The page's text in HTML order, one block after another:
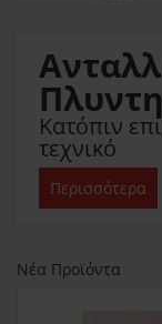
Κατόπιν
τεχνικό
Περισσότερα
Νέα Προϊόντα